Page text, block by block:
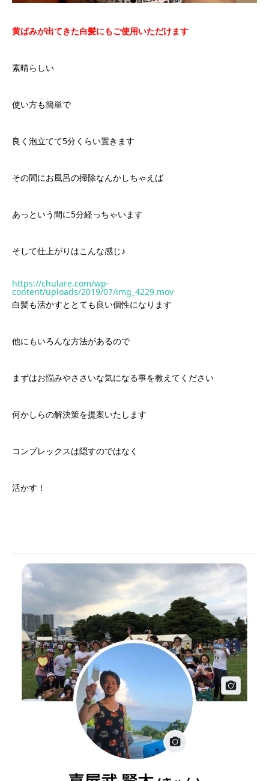
黄ばみが出てきた白髪にもご使用いただけます
素晴らしい
使い方も簡単で
良く泡立てて5分くらい置きます
その間にお風呂の掃除なんかしちゃえば
あっという間に5分経っちゃいます
そして仕上がりはこんな感じ♪
https://chulare.com/wp-
content/uploads/2019/07/img_4229.mov
白髪も活かすととても良い個性になります
他にもいろんな方法があるので
まずはお悩みやささいな気になる事を教えてください
何かしらの解決策を提案いたします
コンプレックスは隠すのではなく
活かす！